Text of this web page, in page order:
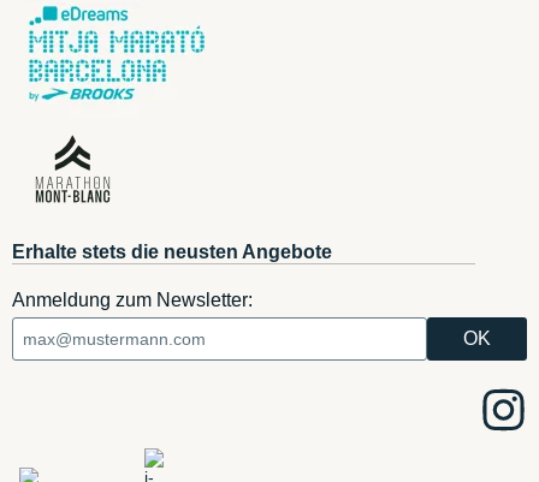
Erhalte stets die neusten Angebote
Anmeldung zum Newsletter: